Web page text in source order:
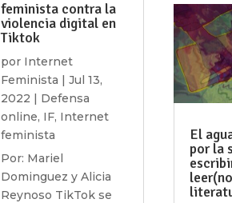
feminista contra la
violencia digital en
Tiktok
por Internet
Feminista | Jul 13,
2022 | Defensa
online, IF, Internet
feminista
Por: Mariel
Dominguez y Alicia
Reynoso TikTok se
El
por la